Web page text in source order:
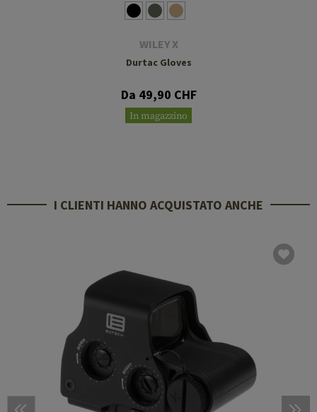
WILEY X
Durtac Gloves
Da 49,90 CHF
In magazzino
I CLIENTI HANNO ACQUISTATO ANCHE